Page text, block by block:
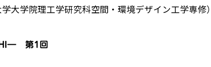
大学院理工学研究科空間・環境デザイン工学専修）
第1回